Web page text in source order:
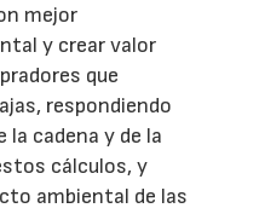
mejor
y crear valor
que
respondiendo
la cadena y de la
cálculos, y
ambiental de las